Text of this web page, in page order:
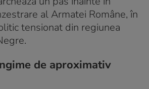
al Armatei Române, în
tensionat din regiunea
de aproximativ